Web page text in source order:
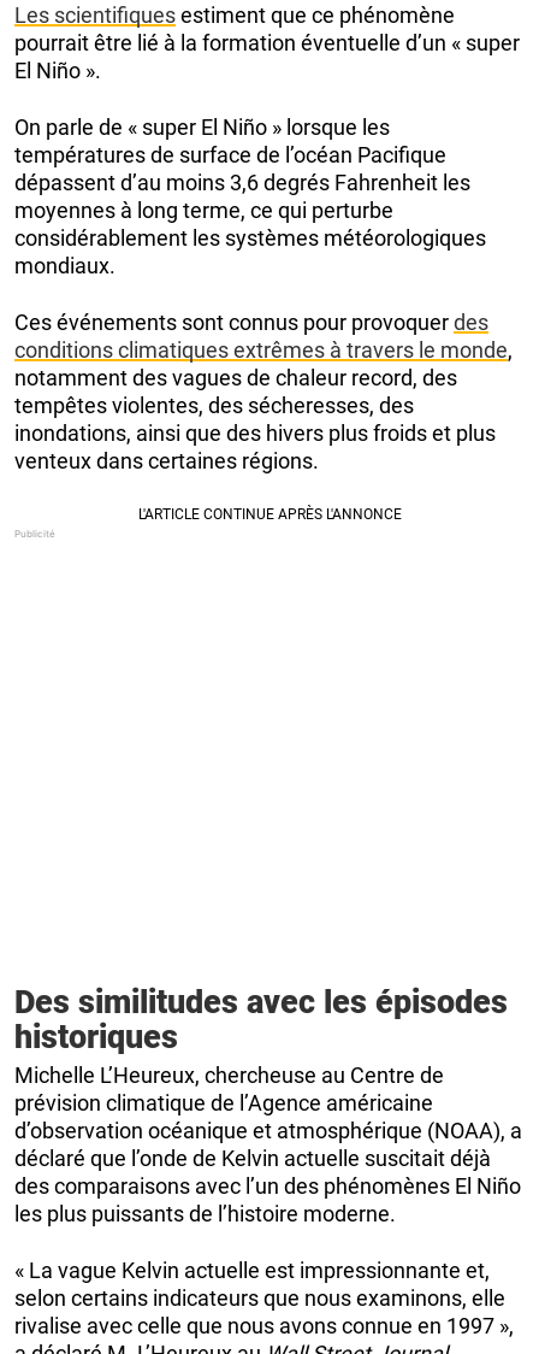
Les scientifiquesestiment que ce phénomène
pourrait être lié à la formation éventuelle d’un « super
El Niño ».
On parle de « super El Niño » lorsque les
températures de surface de l’océan Pacifique
dépassent d’au moins 3,6 degrés Fahrenheit les
moyennes à long terme, ce qui perturbe
considérablement les systèmes météorologiques
mondiaux.
Ces événements sont connus pour provoquerdes
conditions climatiques extrêmes à travers le monde,
notamment des vagues de chaleur record, des
tempêtes violentes, des sécheresses, des
inondations, ainsi que des hivers plus froids et plus
venteux dans certaines régions.
Des similitudes avec les épisodes
historiques
Michelle L’Heureux, chercheuse au Centre de
prévision climatique de l’Agence américaine
d’observation océanique et atmosphérique (NOAA), a
déclaré que l’onde de Kelvin actuelle suscitait déjà
des comparaisons avec l’un des phénomènes El Niño
les plus puissants de l’histoire moderne.
« La vague Kelvin actuelle est impressionnante et,
selon certains indicateurs que nous examinons, elle
rivalise avec celle que nous avons connue en 1997 »,